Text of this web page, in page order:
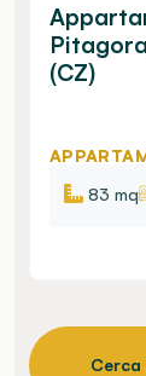
(CZ)
83 mq